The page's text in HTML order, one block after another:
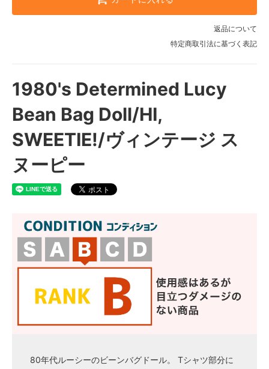
返品について
特定商取引法に基づく表記
1980's Determined Lucy
Bean Bag Doll/HI,
SWEETIE!/ヴィンテージ ス
ヌーピー
80年代ルーシーのビーンバグドール。 Tシャツ部分に